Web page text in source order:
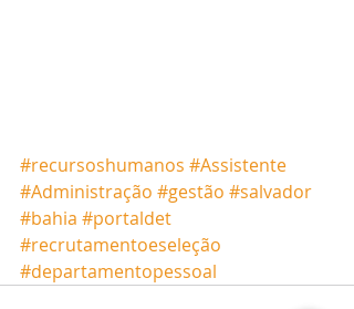
#recursoshumanos #Assistente
#Administração #gestão #salvador
#bahia #portaldet
#recrutamentoeseleção
#departamentopessoal